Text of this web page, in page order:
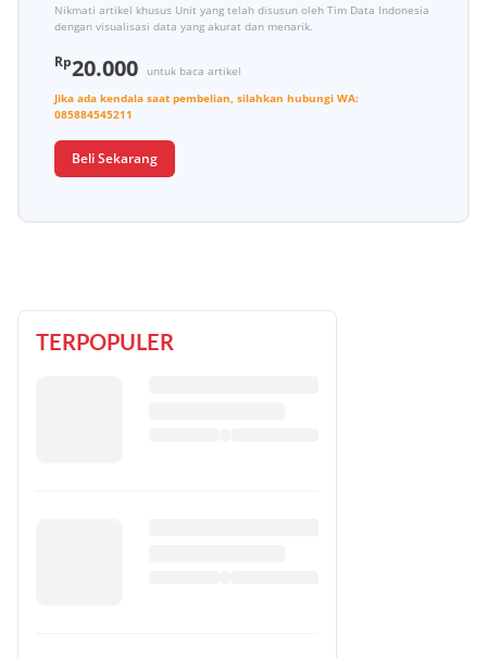
Nikmati artikel khusus Unit yang telah disusun oleh Tim Data Indonesia
dengan visualisasi data yang akurat dan menarik.
Rp20.000
untuk baca artikel
Jika ada kendala saat pembelian, silahkan hubungi WA:
085884545211
Beli Sekarang
TERPOPULER